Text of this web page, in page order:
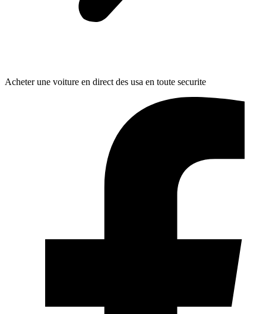
Acheter une voiture en direct des usa en toute securite